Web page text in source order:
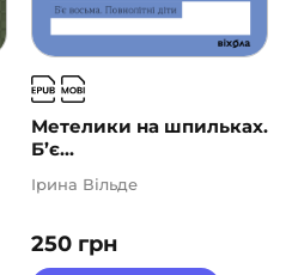
Метелики на шпильках.
Б’є...
250 грн
Ірина Вільде